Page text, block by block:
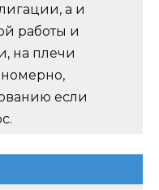
а и
работы и
на плечи
если